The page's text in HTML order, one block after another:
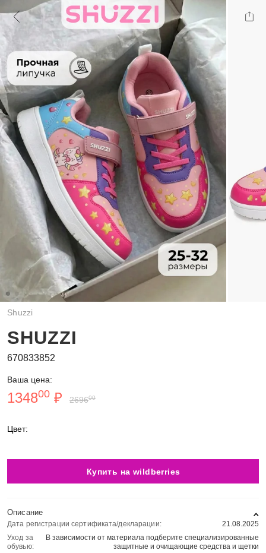
Shuzzi
SHUZZI
670833852
Ваша цена:
134800 ₽ 269600
Цвет:
Купить на wildberries
Описание
Дата регистрации сертификата/декларации:
21.08.2025
Уход за
обувью:
В зависимости от материала подберите специализированные
защитные и очищающие средства и щетки